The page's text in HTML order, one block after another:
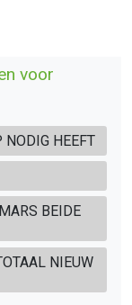
voor
NODIG HEEFT
BEIDE
NIEUW